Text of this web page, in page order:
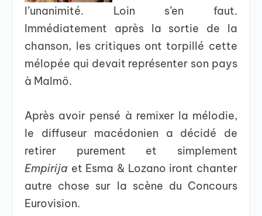
l’unanimité. Loin s’en faut.
Immédiatement après la sortie de la
chanson, les critiques ont torpillé cette
mélopée qui devait représenter son pays
à Malmö.
Après avoir pensé à remixer la mélodie,
le diffuseur macédonien a décidé de
retirer purement et simplement
Empirija et Esma & Lozano iront chanter
autre chose sur la scène du Concours
Eurovision.